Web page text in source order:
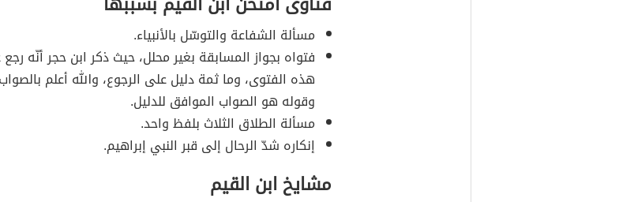
مسألة الشفاعة والتوسّل بالأنبياء.
فتواه بجواز المسابقة بغير محلل، حيث ذكر ابن حجر أنّه
هذه الفتوى، وما ثمة دليل على الرجوع، والله أعلم
وقوله هو الصواب الموافق للدليل.
مسألة الطلاق الثلاث بلفظ واحد.
إنكاره شدّ الرحال إلى قبر النبي إبراهيم.
مشايخ ابن القيم